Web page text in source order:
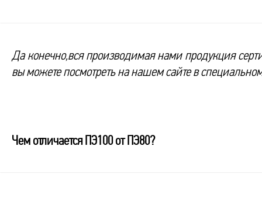
Да конечно,вся производимая нами продукция
вы можете посмотреть на нашем сайте в
Чем отличается ПЭ100 от ПЭ80?